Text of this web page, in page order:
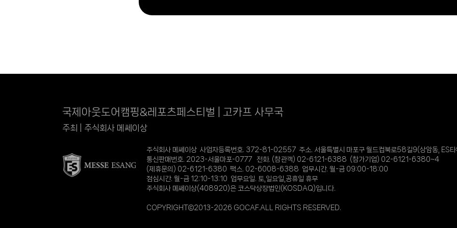
국제아웃도어캠핑&레포츠페스티벌 | 고카프 사무국
주최 | 주식회사 메쎄이상
주식회사 메쎄이상 사업자등록번호. 372-81-02557 주소. 서울특별시 마포구 월드컵북로58길9(상암동, ES
통신판매번호. 2023-서울마포-0777 전화. (참관객) 02-6121-6388 (참가기업) 02-6121-6380~4
(제휴문의) 02-6121-6380 팩스. 02-6008-6388 업무시간. 월-금 09:00-18:00
점심시간. 월-금 12:10-13:10 업무요일. 토,일요일,공휴일 휴무
주식회사 메쎄이상(408920)은 코스닥상장법인(KOSDAQ)입니다.
COPYRIGHT©2013-2026 GOCAF.ALL RIGHTS RESERVED.